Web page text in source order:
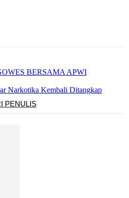
BERSAMA APWI
Narkotika Kembali Ditangkap
PENULIS